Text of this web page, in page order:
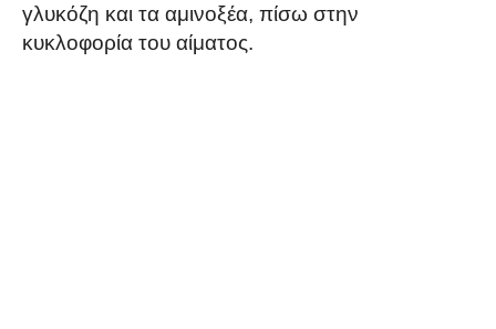
γλυκόζη και τα αμινοξέα, πίσω στην
κυκλοφορία του αίματος.